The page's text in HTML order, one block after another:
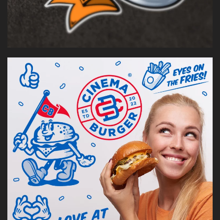
Identidad visual para una marcade hamburguesas
gourmet con espíritu americano — inspirada en el cine,
Hollywood y el fast food clásico.
[VER CASO]